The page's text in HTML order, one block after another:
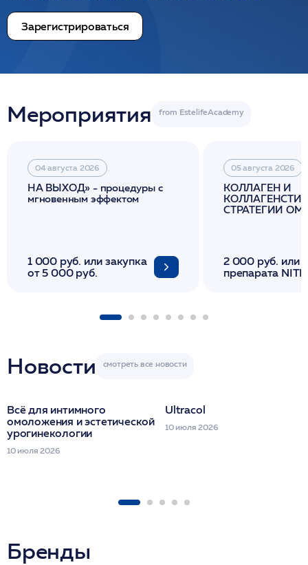
Зарегистрироваться
Мероприятия
04 августа 2026
НА ВЫХОД» - процедуры с
мгновенным эффектом
1 000 руб. или закупка
от 5 000 руб.
05 августа 2026
КОЛЛАГЕН И
СТРАТЕГИИ
2 000 руб. или
препарата
Новости
Всё для интимного
омоложения и эстетической
урогинекологии
10 июля 2026
Ultracol
10 июля 2026
Бренды